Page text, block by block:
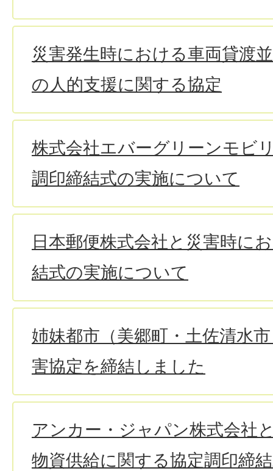
災害発生時における車両貸渡
の人的支援に関する協定
株式会社エバーグリーンモビ
調印締結式の実施について
日本郵便株式会社と災害時に
結式の実施について
姉妹都市（美郷町・土佐清水
害協定を締結しました
アンカー・ジャパン株式会社
物資供給に関する協定調印締